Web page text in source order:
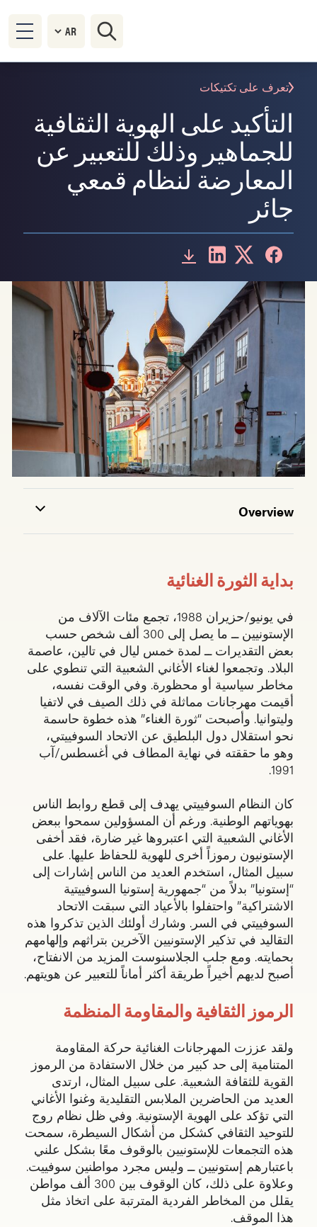
تعرف على تكتيكات
التأكيد على الهوية الثقافية
للجماهير وذلك للتعبير عن
المعارضة لنظام قمعي
جائر
Overview
بداية الثورة الغنائية
في يونيو/حزيران 1988، تجمع مئات الآلاف من
الإستونيين ــ ما يصل إلى 300 ألف شخص حسب
بعض التقديرات ــ لمدة خمس ليال في تالين، عاصمة
البلاد. وتجمعوا لغناء الأغاني الشعبية التي تنطوي على
مخاطر سياسية أو محظورة. وفي الوقت نفسه،
أقيمت مهرجانات مماثلة في ذلك الصيف في لاتفيا
وليتوانيا. وأصبحت “ثورة الغناء” هذه خطوة حاسمة
نحو استقلال دول البلطيق عن الاتحاد السوفييتي،
وهو ما حققته في نهاية المطاف في أغسطس/آب
1991.
كان النظام السوفييتي يهدف إلى قطع روابط الناس
بهوياتهم الوطنية. ورغم أن المسؤولين سمحوا ببعض
الأغاني الشعبية التي اعتبروها غير ضارة، فقد أخفى
الإستونيون رموزاً أخرى للهوية للحفاظ عليها. على
سبيل المثال، استخدم العديد من الناس إشارات إلى
“إستونيا” بدلاً من “جمهورية إستونيا السوفييتية
الاشتراكية” واحتفلوا بالأعياد التي سبقت الاتحاد
السوفييتي في السر. وشارك أولئك الذين تذكروا هذه
التقاليد في تذكير الإستونيين الآخرين بتراثهم وإلهامهم
بحمايته. ومع جلب الجلاسنوست المزيد من الانفتاح،
أصبح لديهم أخيراً طريقة أكثر أماناً للتعبير عن هويتهم.
الرموز الثقافية والمقاومة المنظمة
ولقد عززت المهرجانات الغنائية حركة المقاومة
المتنامية إلى حد كبير من خلال الاستفادة من الرموز
القوية للثقافة الشعبية. على سبيل المثال، ارتدى
العديد من الحاضرين الملابس التقليدية وغنوا الأغاني
التي تؤكد على الهوية الإستونية. وفي ظل نظام روج
للتوحيد الثقافي كشكل من أشكال السيطرة، سمحت
هذه التجمعات للإستونيين بالوقوف معًا بشكل علني
باعتبارهم إستونيين ــ وليس مجرد مواطنين سوفييت.
وعلاوة على ذلك، كان الوقوف بين 300 ألف مواطن
يقلل من المخاطر الفردية المترتبة على اتخاذ مثل
هذا الموقف.